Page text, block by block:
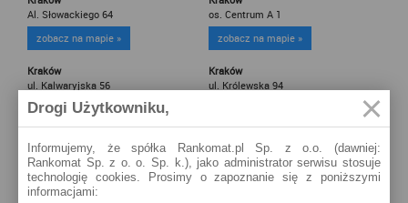
Al. Słowackiego 64
zobacz na mapie »
os. Centrum A 1
zobacz na mapie »
Kraków
ul. Kalwaryjska 56
zobacz na mapie »
Kraków
ul. Królewska 94
Kraków
os.Kazimierzowskie 35
zobacz na mapie »
Kraków
ul. Starowiślna 46
zobacz na mapie »
Drogi Użytkowniku,
Informujemy, że spółka Rankomat.pl Sp. z o.o. (dawniej:
Rankomat Sp. z o. o. Sp. k.), jako administrator serwisu stosuje
technologię cookies. Prosimy o zapoznanie się z poniższymi
informacjami: